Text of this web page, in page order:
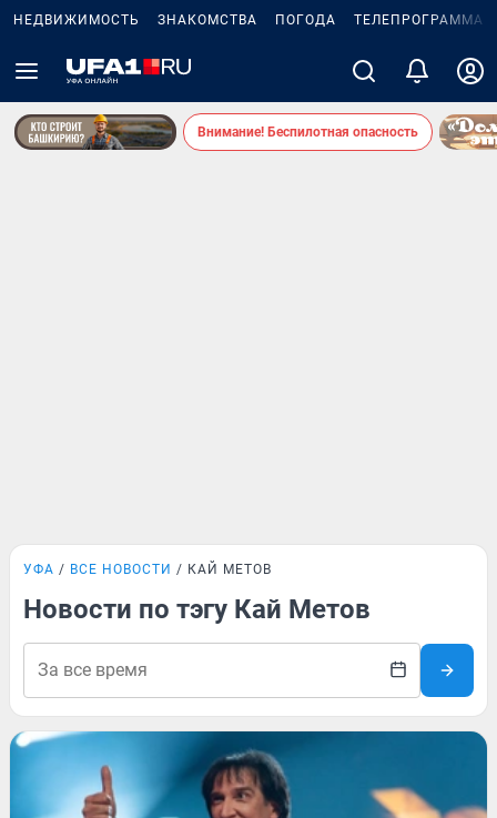
НЕДВИЖИМОСТЬ ЗНАКОМСТВА ПОГОДА ТЕЛЕПРОГРАММА
Внимание! Беспилотная опасность
УФА ВСЕ НОВОСТИ КАЙ МЕТОВ
Новости по тэгу Кай Метов